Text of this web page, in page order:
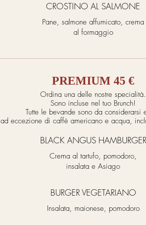
CROSTINO AL SALMONE
Pane, salmone affumicato, crema
al formaggio
PREMIUM 45 €
Ordina una delle nostre specialità.
Sono incluse nel tuo Brunch!
Tutte le bevande sono da considerarsi
ad eccezione di caffè americano e acqua,
BLACK ANGUS HAMBURGER
Crema al tartufo, pomodoro,
insalata e Asiago
BURGER VEGETARIANO
Insalata, maionese, pomodoro